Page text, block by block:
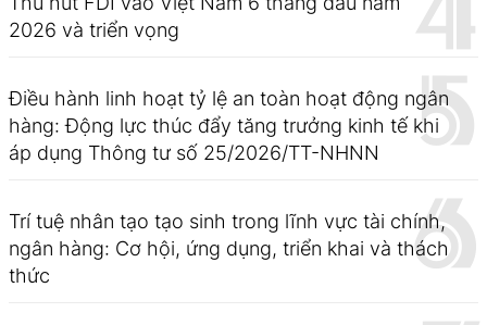
2026 và triển vọng
Điều hành linh hoạt tỷ lệ an toàn hoạt động ngân
hàng: Động lực thúc đẩy tăng trưởng kinh tế khi
áp dụng Thông tư số 25/2026/TT-NHNN
Trí tuệ nhân tạo tạo sinh trong lĩnh vực tài chính,
ngân hàng: Cơ hội, ứng dụng, triển khai và thách
thức